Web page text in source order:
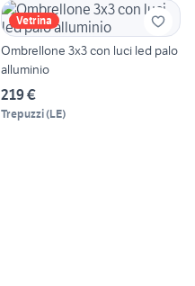
Vetrina
Ombrellone 3x3 con luci led palo
alluminio
219 €
Trepuzzi(LE)